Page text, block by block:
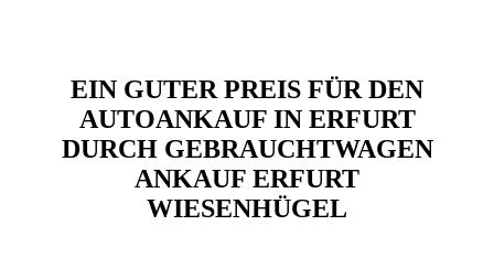
EIN GUTER PREIS FÜR DEN
AUTOANKAUF IN ERFURT
DURCH GEBRAUCHTWAGEN
ANKAUF ERFURT
WIESENHÜGEL